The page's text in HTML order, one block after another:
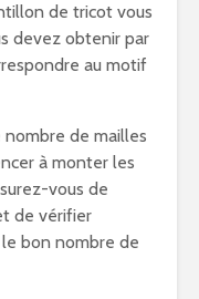
de tricot vous
devez obtenir par
au motif
de mailles
à monter les
vous de
de vérifier
bon nombre de